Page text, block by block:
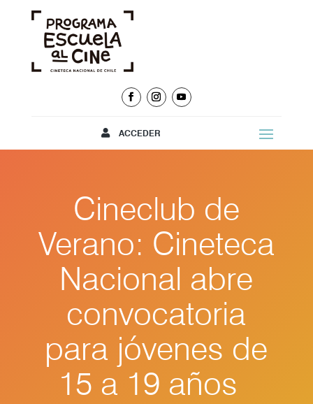
ACCEDER
Cineclub de
Verano: Cineteca
Nacional abre
convocatoria
para jóvenes de
15 a 19 años